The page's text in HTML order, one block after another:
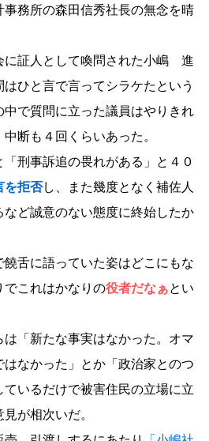
事務所の森田信秀社長の無念を晴
に証人として喚問された小嶋 進
ひと言で言ってシラケたという
で質問に立った議員はやりきれ
断も４回くらいあった。
刑事訴追の畏れがある」と４０
を拒否し、また幾度となく補佐人
ど誠意のない態度に終始したか
舌に語っていた姿はどこにもな
でこれはかなりの役者だなぁとい
「新たな事実はなかった。オマ
なかった」とか「政治家とのつ
いるだけで被害住民の立場に立
見が相次いだ。